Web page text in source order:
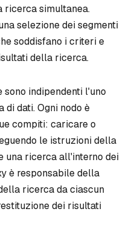
ricerca simultanea.
selezione dei segmenti
soddisfano i criteri e
della ricerca.
sono indipendenti l'uno
dati. Ogni nodo è
compiti: caricare o
le istruzioni della
una ricerca all'interno dei
è responsabile della
ricerca da ciascun
dei risultati